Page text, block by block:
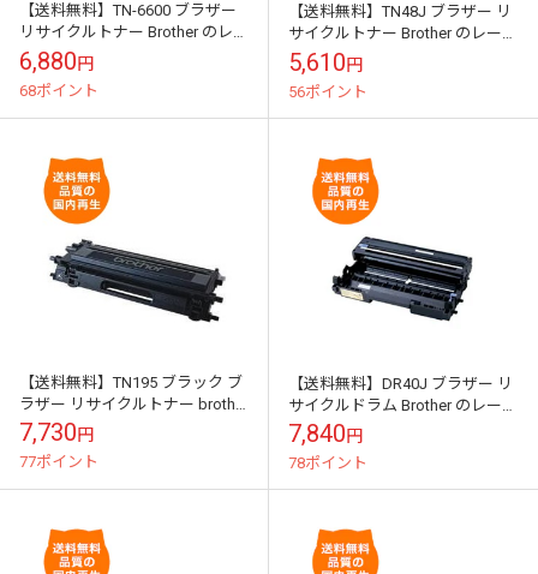
【送料無料】TN-6600 ブラザー
リサイクルトナー Brother のレー
ザープリンタにはやっぱりリサ
イクルトナー
6,880円
68ポイント
【送料無料】TN48J ブラザー リ
サイクルトナー Brother のレーザ
ープリンタにはやっぱりリサイ
クルトナー
5,610円
56ポイント
【送料無料】TN195 ブラック ブ
ラザー リサイクルトナー brother
のレーザープリンタにはやっぱ
りリサイクルトナー
7,730円
77ポイント
【送料無料】DR40J ブラザー リ
サイクルドラム Brother のレーザ
ープリンタにはやっぱりリサイ
クルトナー
7,840円
78ポイント